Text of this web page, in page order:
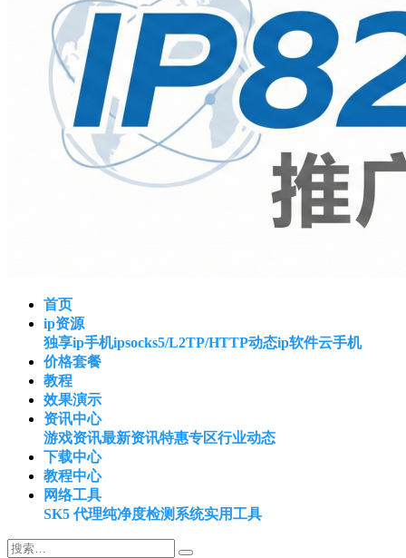
首页
ip资源
独享ip手机ipsocks5/L2TP/HTTP动态ip软件云手机
价格套餐
教程
效果演示
资讯中心
游戏资讯最新资讯特惠专区行业动态
下载中心
教程中心
网络工具
SK5 代理纯净度检测系统实用工具